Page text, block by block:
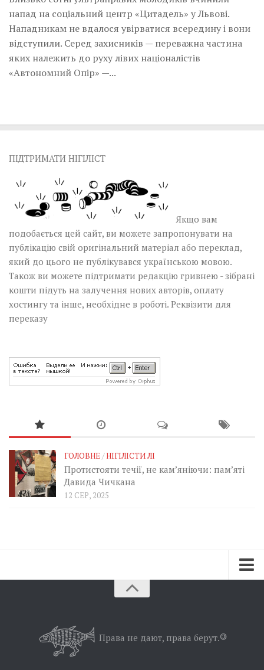
напад на соціальний центр «Цитадель» у Львові.
Нападникам не вдалося увірватися всередину і вони
відступили. Серед захисників — переважна частина
яких належить до руху лівих націоналістів
«Автономний Опір» —...
ПІДТРИМАТИ НІГІЛІСТ
Якщо вам
подобається цей сайт, ви можете запропонувати на
публікацію свій оригінальний матеріал або переклад,
який до цього не публікувався українською мовою.
Також ви можете підтримати редакцію гривнею - зібрані
кошти підуть на залучення нових авторів, оплату
хостингу та інше, необхідне в роботі. Реквізити для
переказу
ГОЛОВНЕ/НІГІЛІСТИ ЛІ
Протистояти течії, не кам’яніючи: пам’яті
Давида Чичкана
12 СЕР, 2025
Позиція
Права не дают, права берут.©